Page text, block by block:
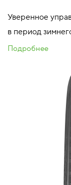
Уверенное
в период
Подробнее